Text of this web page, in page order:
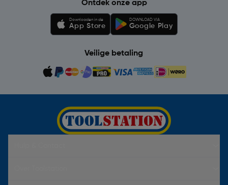
Ontdek onze app
Downloaden in de
App Store
DOWNLOAD VIA
Google Play
Veilige betaling